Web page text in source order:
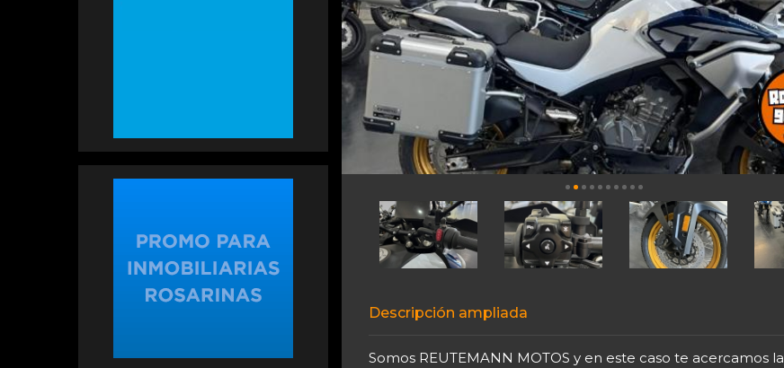
Descripción ampliada
Somos REUTEMANN MOTOS y en este caso te acercamos la